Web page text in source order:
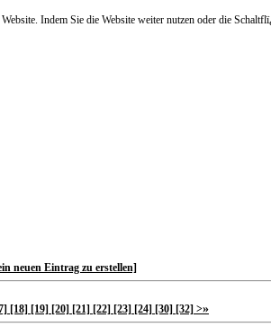
Indem Sie die Website weiter nutzen oder die
neuen Eintrag zu erstellen]
[18] [19] [20] [21] [22] [23] [24] [30] [32] >»